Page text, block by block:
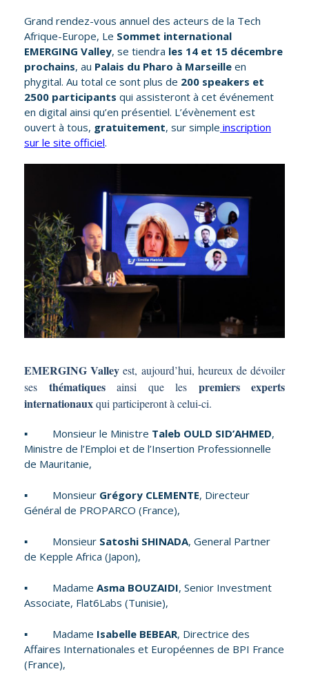
Grand rendez-vous annuel des acteurs de la Tech
Afrique-Europe, Le Sommet international
EMERGING Valley, se tiendra les 14 et 15 décembre
prochains, au Palais du Pharo à Marseille en
phygital. Au total ce sont plus de 200 speakers et
2500 participants qui assisteront à cet événement
en digital ainsi qu’en présentiel. L’évènement est
ouvert à tous, gratuitement, sur simple inscription
sur le site officiel.
EMERGING Valley est, aujourd’hui, heureux de dévoiler
ses thématiques ainsi que les premiers experts
internationauxqui participeront à celui-ci.
▪ Monsieur le Ministre Taleb OULD SID’AHMED,
Ministre de l’Emploi et de l’Insertion Professionnelle
de Mauritanie,
▪ Monsieur Grégory CLEMENTE, Directeur
Général de PROPARCO (France),
▪ Monsieur Satoshi SHINADA, General Partner
de Kepple Africa (Japon),
▪ Madame Asma BOUZAIDI, Senior Investment
Associate, Flat6Labs (Tunisie),
▪ Madame Isabelle BEBEAR, Directrice des
Affaires Internationales et Européennes de BPI France
(France),